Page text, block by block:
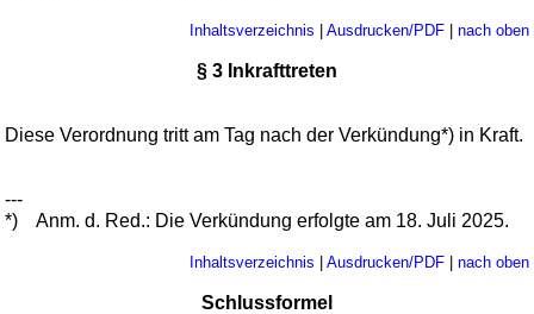
Inhaltsverzeichnis | Ausdrucken/PDF| nach oben
§ 3 Inkrafttreten
Diese Verordnung tritt am Tag nach der Verkündung*) in Kraft.
---
*)
Anm. d. Red.: Die Verkündung erfolgte am 18. Juli 2025.
Inhaltsverzeichnis | Ausdrucken/PDF| nach oben
Schlussformel